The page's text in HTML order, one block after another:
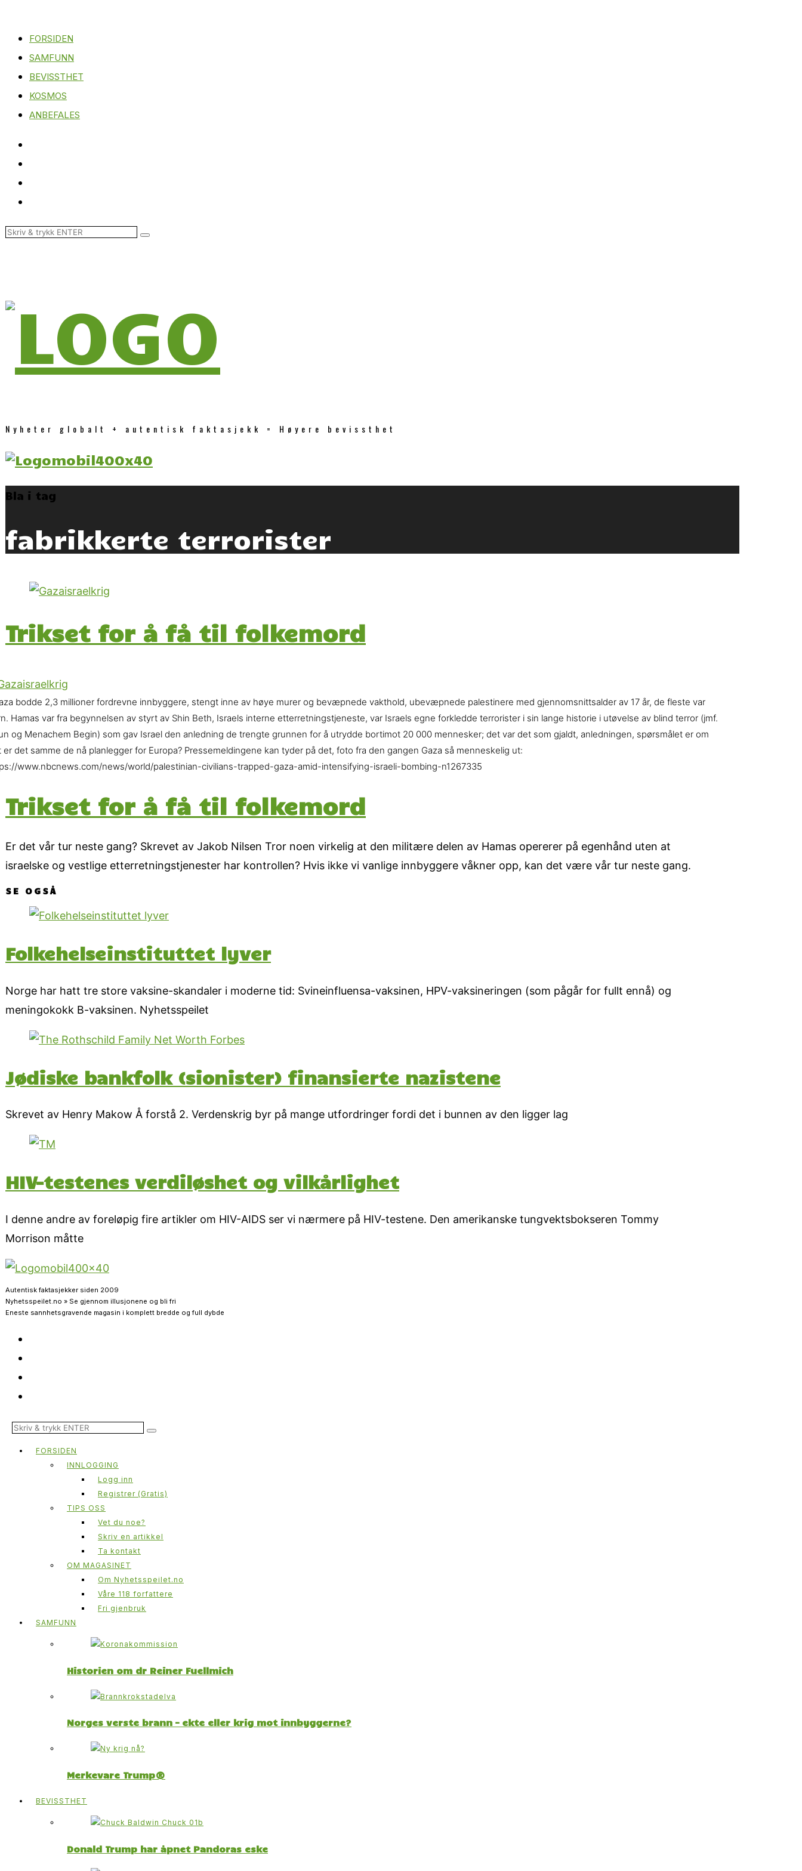
FORSIDEN
SAMFUNN
BEVISSTHET
KOSMOS
ANBEFALES
Nyheter globalt + autentisk faktasjekk = Høyere bevissthet
Bla i tag
fabrikkerte terrorister
Trikset for å få til folkemord
bodde 2,3 millioner fordrevne innbyggere, stengt inne av høye murer og bevæpnede vakthold, ubevæpnede palestinere med gjennomsnittsalder av 17 år, de fleste var
Hamas var fra begynnelsen av styrt av Shin Beth, Israels interne etterretningstjeneste, var Israels egne forkledde terrorister i sin lange historie i utøvelse av blind terror (jmf.
og Menachem Begin) som gav Israel den anledning de trengte grunnen for å utrydde bortimot 20 000 mennesker; det var det som gjaldt, anledningen, spørsmålet er om
er det samme de nå planlegger for Europa? Pressemeldingene kan tyder på det, foto fra den gangen Gaza så menneskelig ut:
www.nbcnews.com/news/world/palestinian-civilians-trapped-gaza-amid-intensifying-israeli-bombing-n1267335
Trikset for å få til folkemord
Er det vår tur neste gang? Skrevet av Jakob Nilsen Tror noen virkelig at den militære delen av Hamas opererer på egenhånd uten at
israelske og vestlige etterretningstjenester har kontrollen? Hvis ikke vi vanlige innbyggere våkner opp, kan det være vår tur neste gang.
SE OGSÅ
Folkehelseinstituttet lyver
Norge har hatt tre store vaksine-skandaler i moderne tid: Svineinfluensa-vaksinen, HPV-vaksineringen (som pågår for fullt ennå) og
meningokokk B-vaksinen. Nyhetsspeilet
Jødiske bankfolk (sionister) finansierte nazistene
Skrevet av Henry Makow Å forstå 2. Verdenskrig byr på mange utfordringer fordi det i bunnen av den ligger lag
HIV-testenes verdiløshet og vilkårlighet
I denne andre av foreløpig fire artikler om HIV-AIDS ser vi nærmere på HIV-testene. Den amerikanske tungvektsbokseren Tommy
Morrison måtte
Autentisk faktasjekker siden 2009
Nyhetsspeilet.no » Se gjennom illusjonene og bli fri
Eneste sannhetsgravende magasin i komplett bredde og full dybde
FORSIDEN
INNLOGGING
Logg inn
Registrer (Gratis)
TIPS OSS
Vet du noe?
Skriv en artikkel
Ta kontakt
OM MAGASINET
Om Nyhetsspeilet.no
Våre 118 forfattere
Fri gjenbruk
SAMFUNN
Historien om dr Reiner Fuellmich
Norges verste brann – ekte eller krig mot innbyggerne?
Merkevare Trump®
BEVISSTHET
Donald Trump har åpnet Pandoras eske